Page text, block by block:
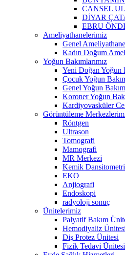
CANSEL
DİYAR
EBRU
Ameliyathanelerimiz
Genel Ameliyathane
Kadın Doğum
Yoğun Bakımlarımız
Yeni Doğan Yoğun
Çocuk Yoğun
Genel Yoğun Bakım
Koroner Yoğun
Kardiyovasküler
Görüntüleme
Röntgen
Ultrason
Tomografi
Mamografi
MR Merkezi
Kemik Dansitometri
EKO
Anjiografi
Endoskopi
radyoloji sonuç
Ünitelerimiz
Palyatif Bakım
Hemodiyaliz Ünitesi
Diş Protez Ünitesi
Fizik Tedavi Ünitesi